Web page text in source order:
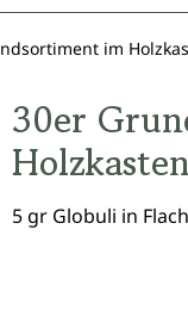
im
30er
5 gr Globuli in